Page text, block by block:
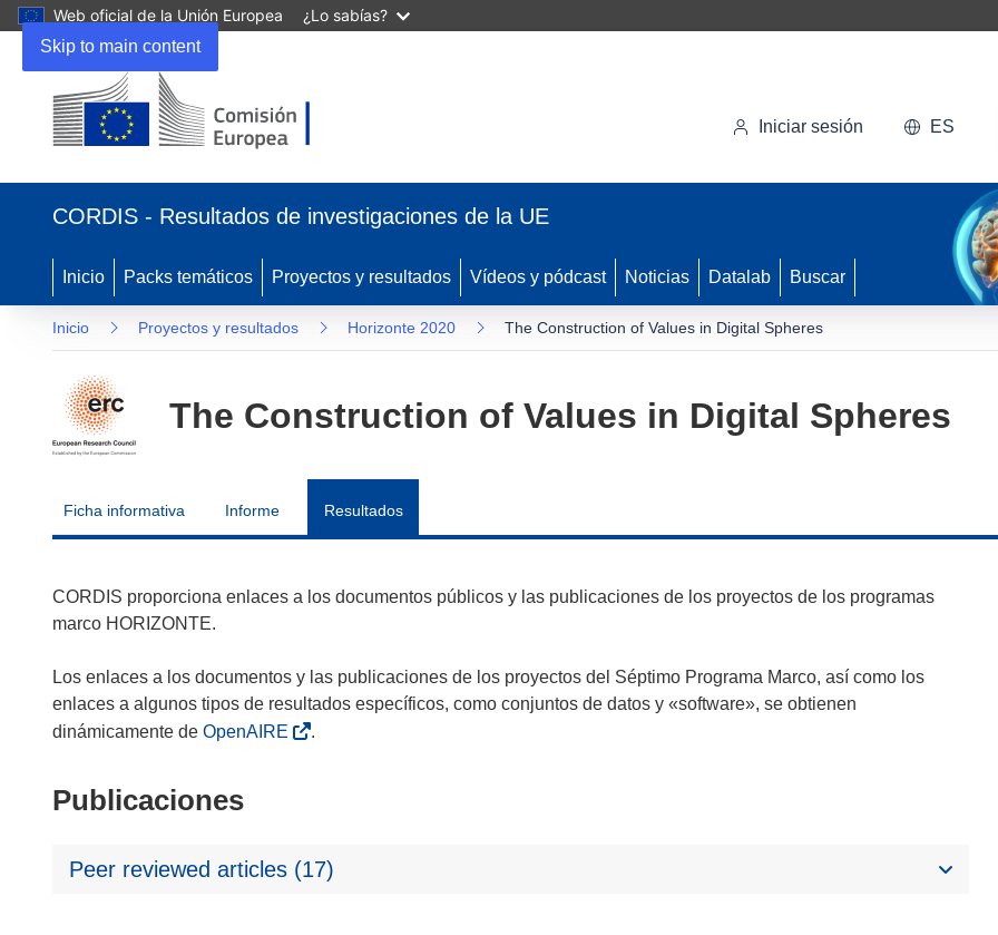
Skip to main content
Web oficial de la Unión Europea ¿Lo sabías?
en
nueva
ventana)
Iniciar sesión ES
CORDIS - Resultados de investigaciones de la UE
Inicio Packs temáticos Proyectos y resultados Vídeos y pódcast Noticias Datalab Buscar
Inicio Proyectos y resultados Horizonte 2020 The Construction of Values in Digital Spheres
The Construction of Values in Digital Spheres
Ficha informativa Informe Resultados
CORDIS proporciona enlaces a los documentos públicos y las publicaciones de los proyectos de los programas
marco HORIZONTE.
Los enlaces a los documentos y las publicaciones de los proyectos del Séptimo Programa Marco, así como los
enlaces a algunos tipos de resultados específicos, como conjuntos de datos y «software», se obtienen
dinámicamente de OpenAIRE .
Publicaciones
Peer reviewed articles (17)